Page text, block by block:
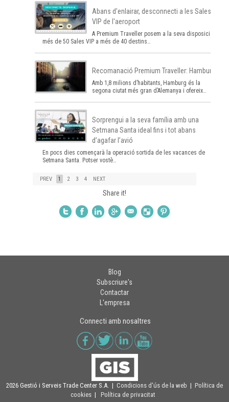
Abans d'enlairar, desconnecti a les Sales
VIP de l'aeroport
A Premium Traveller posem a la seva disposició
més de 50 Sales VIP a més de 40 destins…
Recomanació Premium Traveller: Hamburg
Amb 1,8 milions d’habitants, Hamburg és la
segona ciutat més gran d’Alemanya i ofereix…
Sorprengui a la seva família amb una
Setmana Santa ideal fins i tot abans
d’agafar l’avió
En pocs dies començarà la operació sortida de les vacances de
Setmana Santa. Potser vostè…
PREV 1 2 3 4 NEXT
Share it!
Blog
Subscriure's
Contactar
L'empresa
Connecti amb nosaltres
2026 Gestió i Serveis Trade Center S.A. | Condicions d'ús de la web | Política de
cookies | Política de privacitat